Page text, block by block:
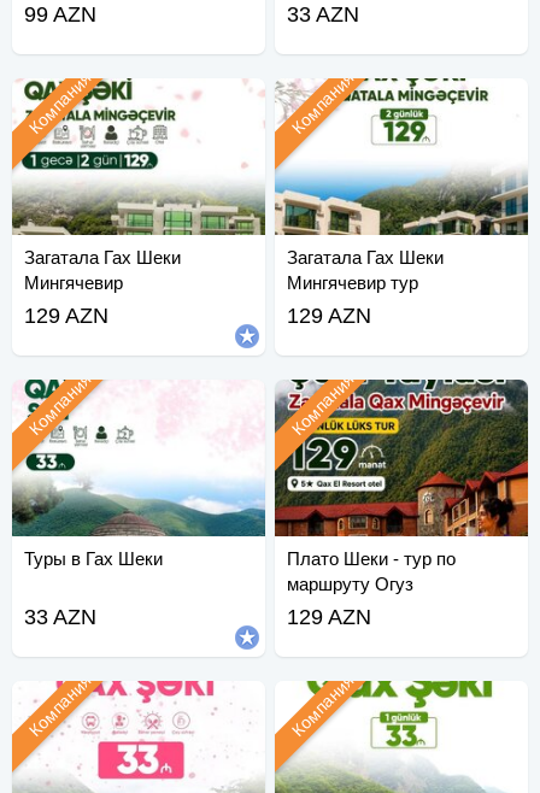
99 AZN 33 AZN
Загатала Гах Шеки
Мингячевир
Компания
129 AZN
Загатала Гах Шеки
Мингячевир тур
Компания
129 AZN
Туры в Гах Шеки
Компания
33 AZN
Плато Шеки - тур по
маршруту Огуз
Компания
129 AZN
Компания Компания